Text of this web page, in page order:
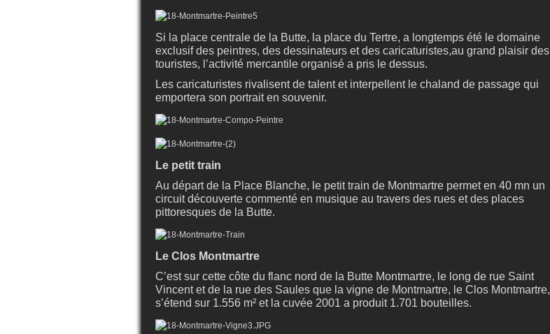
Si la place centrale de la Butte, la place du Tertre, a longtemps été le domaine
exclusif des peintres, des dessinateurs et des caricaturistes,au grand plaisir des
touristes, l’activité mercantile organisé a pris le dessus.
Les caricaturistes rivalisent de talent et interpellent le chaland de passage qui
emportera son portrait en souvenir.
Le petit train
Au départ de la Place Blanche, le petit train de Montmartre permet en 40 mn un
circuit découverte commenté en musique au travers des rues et des places
pittoresques de la Butte.
Le Clos Montmartre
C’est sur cette côte du flanc nord de la Butte Montmartre, le long de rue Saint
Vincent et de la rue des Saules que la vigne de Montmartre, le Clos Montmartre,
s’étend sur 1.556 m² et la cuvée 2001 a produit 1.701 bouteilles.